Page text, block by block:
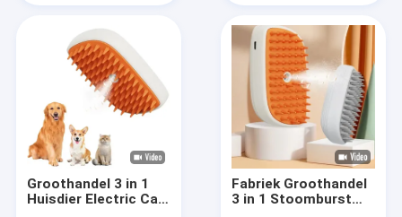
Producten
Over ons
Groothandel 3 in 1
Huisdier Electric Cat
Fabriek Groothandel
3 in 1 Stoomburst